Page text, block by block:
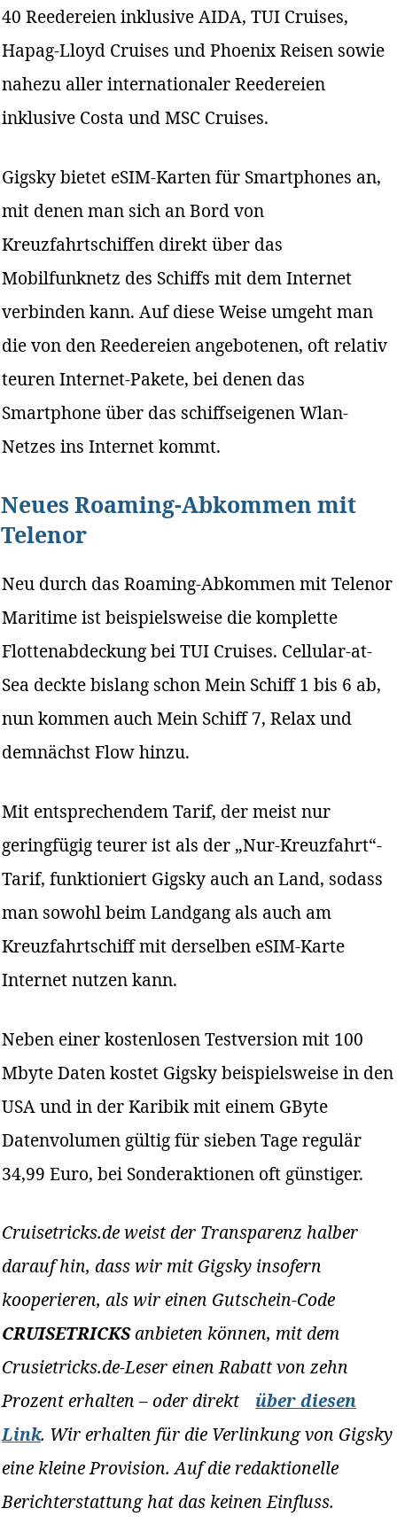
40 Reedereien inklusive AIDA, TUI Cruises,
Hapag-Lloyd Cruises und Phoenix Reisen sowie
nahezu aller internationaler Reedereien
inklusive Costa und MSC Cruises.
Gigsky bietet eSIM-Karten für Smartphones an,
mit denen man sich an Bord von
Kreuzfahrtschiffen direkt über das
Mobilfunknetz des Schiffs mit dem Internet
verbinden kann. Auf diese Weise umgeht man
die von den Reedereien angebotenen, oft relativ
teuren Internet-Pakete, bei denen das
Smartphone über das schiffseigenen Wlan-
Netzes ins Internet kommt.
Neues Roaming-Abkommen mit
Telenor
Neu durch das Roaming-Abkommen mit Telenor
Maritime ist beispielsweise die komplette
Flottenabdeckung bei TUI Cruises. Cellular-at-
Sea deckte bislang schon Mein Schiff 1 bis 6 ab,
nun kommen auch Mein Schiff 7, Relax und
demnächst Flow hinzu.
Mit entsprechendem Tarif, der meist nur
geringfügig teurer ist als der „Nur-Kreuzfahrt“-
Tarif, funktioniert Gigsky auch an Land, sodass
man sowohl beim Landgang als auch am
Kreuzfahrtschiff mit derselben eSIM-Karte
Internet nutzen kann.
Neben einer kostenlosen Testversion mit 100
Mbyte Daten kostet Gigsky beispielsweise in den
USA und in der Karibik mit einem GByte
Datenvolumen gültig für sieben Tage regulär
34,99 Euro, bei Sonderaktionen oft günstiger.
Cruisetricks.de weist der Transparenz halber
darauf hin, dass wir mit Gigsky insofern
kooperieren, als wir einen Gutschein-Code
CRUISETRICKSanbieten können, mit dem
Crusietricks.de-Leser einen Rabatt von zehn
Prozent erhalten – oder direkt
über diesen
Link. Wir erhalten für die Verlinkung von Gigsky
eine kleine Provision. Auf die redaktionelle
Berichterstattung hat das keinen Einfluss.